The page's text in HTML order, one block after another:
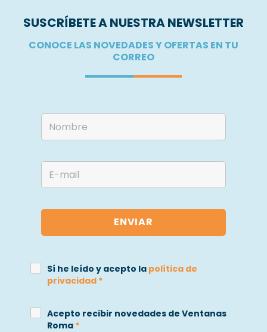
SUSCRÍBETE A NUESTRA NEWSLETTER
CONOCE LAS NOVEDADES Y OFERTAS EN TU
CORREO
Sí he leído y acepto la política de
privacidad *
Acepto recibir novedades de Ventanas
Roma *